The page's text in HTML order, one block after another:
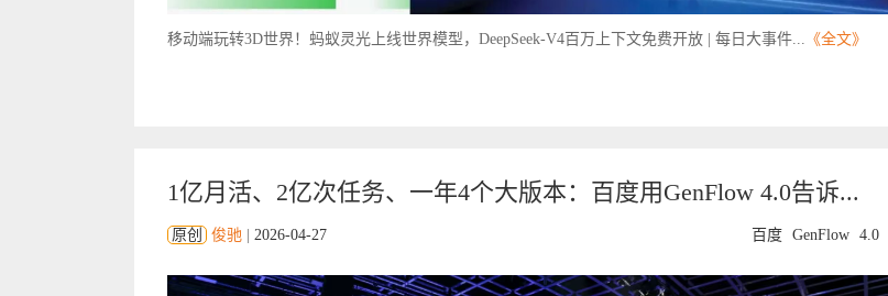
移动端玩转3D世界！蚂蚁灵光上线世界模型，DeepSeek-V4百万上下文免费开放 | 每日大事件... 《全文》
1亿月活、2亿次任务、一年4个大版本：百度用GenFlow 4.0告诉...
百度 GenFlow 4.0
原创 俊驰 2026-04-27